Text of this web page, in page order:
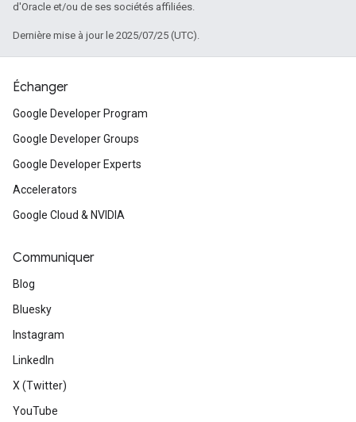
d'Oracle et/ou de ses sociétés affiliées.
Dernière mise à jour le 2025/07/25 (UTC).
Échanger
Google Developer Program
Google Developer Groups
Google Developer Experts
Accelerators
Google Cloud & NVIDIA
Communiquer
Blog
Bluesky
Instagram
LinkedIn
X (Twitter)
YouTube